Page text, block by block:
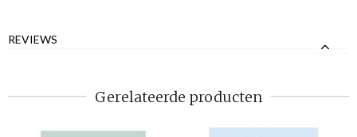
REVIEWS
Gerelateerde producten